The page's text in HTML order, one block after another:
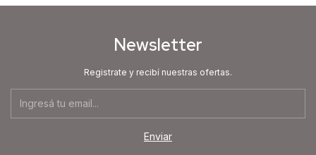
Newsletter
Registrate y recibí nuestras ofertas.